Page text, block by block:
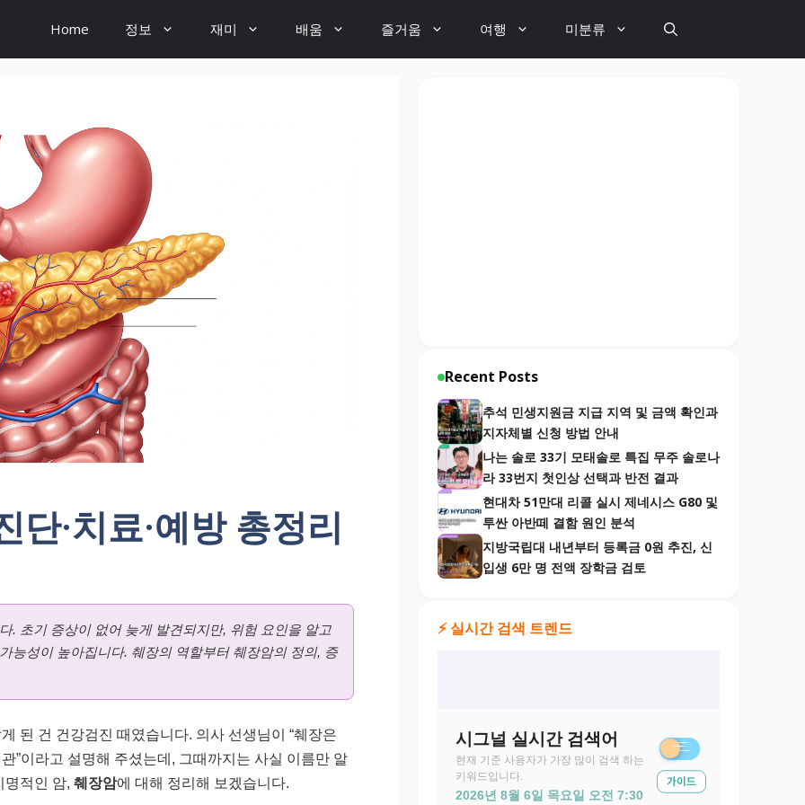
Home 정보 재미 배움 즐거움 여행 미분류
단·치료·예방 총정리
. 초기 증상이 없어 늦게 발견되지만, 위험 요인을 알고
능성이 높아집니다. 췌장의 역할부터 췌장암의 정의, 증
된 건 건강검진 때였습니다. 의사 선생님이 “췌장은
”이라고 설명해 주셨는데, 그때까지는 사실 이름만 알
명적인 암, 췌장암에 대해 정리해 보겠습니다.
Recent Posts
추석 민생지원금 지급 지역 및 금액 확인과
지자체별 신청 방법 안내
나는 솔로 33기 모태솔로 특집 무주 솔로나
라 33번지 첫인상 선택과 반전 결과
현대차 51만대 리콜 실시 제네시스 G80 및
투싼 아반떼 결함 원인 분석
지방국립대 내년부터 등록금 0원 추진, 신
입생 6만 명 전액 장학금 검토
⚡ 실시간 검색 트렌드